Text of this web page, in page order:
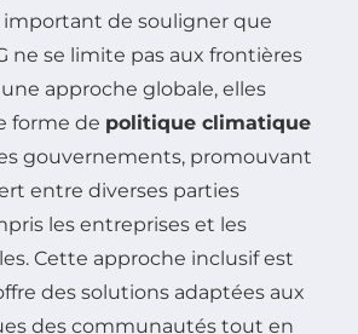
de souligner que
ne se limite pas aux frontières
approche globale, elles
forme de politique climatique
gouvernements, promouvant
entre diverses parties
les entreprises et les
Cette approche inclusif est
des solutions adaptées aux
des communautés tout en